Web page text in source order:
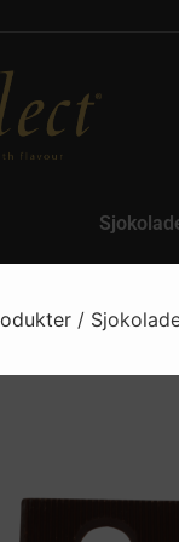
/ Sjokolade